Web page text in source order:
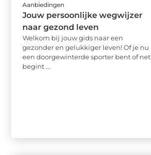
Aanbiedingen
Jouw persoonlijke wegwijzer
naar gezond leven
Welkom bij jouw gids naar een
gezonder en gelukkiger leven! Of je nu
een doorgewinterde sporter bent of net
begint ...